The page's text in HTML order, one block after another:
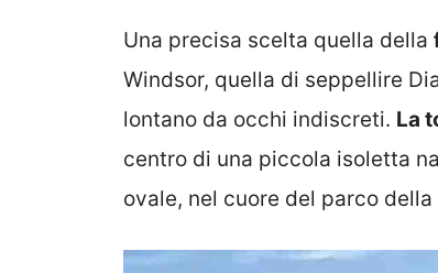
Una precisa scelta quella della
Windsor, quella di seppellire
lontano da occhi indiscreti. La
centro di una piccola isoletta
ovale, nel cuore del parco della